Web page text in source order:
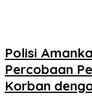
Polisi
Percobaan
Korban